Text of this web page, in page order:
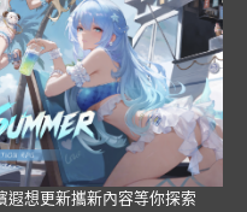
遐想更新攜新內容等你探索